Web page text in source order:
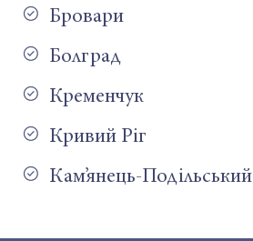
Бровари
Болград
Кременчук
Кривий Ріг
Кам’янець-Подільський